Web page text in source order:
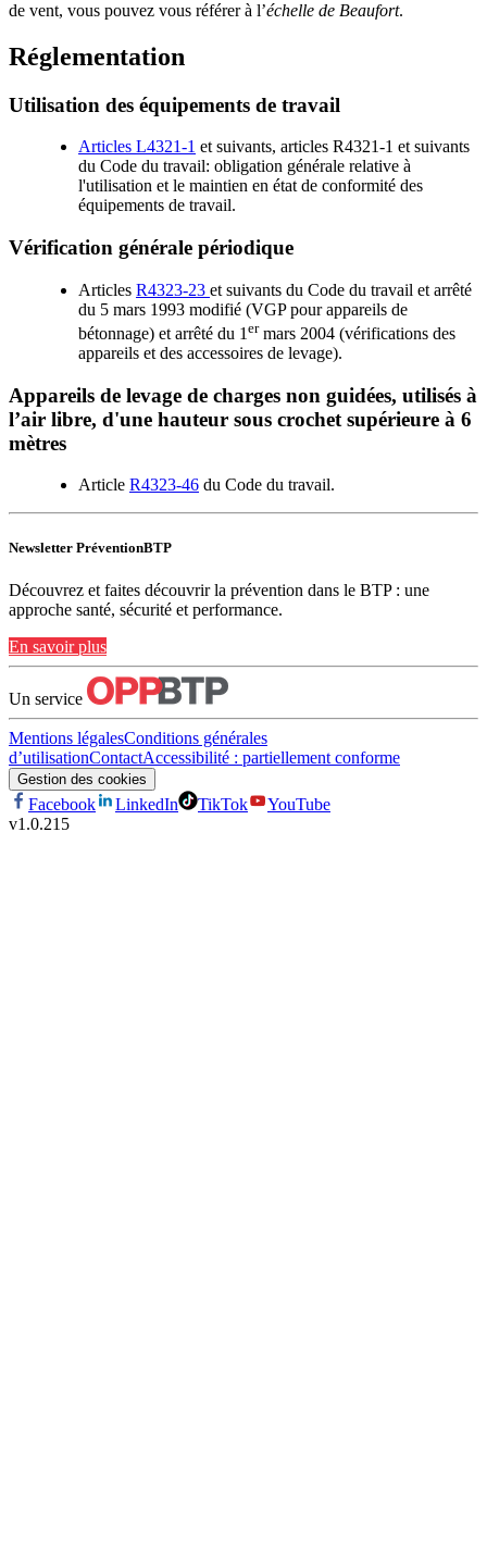
de vent, vous pouvez vous référer à l’échelle de Beaufort.
Réglementation
Utilisation des équipements de travail
Articles L4321-1 et suivants, articles R4321-1 et suivants
du Code du travail: obligation générale relative à
l'utilisation et le maintien en état de conformité des
équipements de travail.
Vérification générale périodique
Articles R4323-23 et suivants du Code du travail et arrêté
du 5 mars 1993 modifié (VGP pour appareils de
bétonnage) et arrêté du 1 ermars 2004 (vérifications des
appareils et des accessoires de levage).
Appareils de levage de charges non guidées, utilisés à
l’air libre, d'une hauteur sous crochet supérieure à 6
mètres
Article R4323-46 du Code du travail.
Newsletter PréventionBTP
Découvrez et faites découvrir la prévention dans le BTP : une
approche santé, sécurité et performance.
En savoir plus
Un service
Mentions légalesConditions générales
d’utilisationContactAccessibilité : partiellement conforme
Gestion des cookies
Facebook LinkedIn TikTok
YouTube
v1.0.215